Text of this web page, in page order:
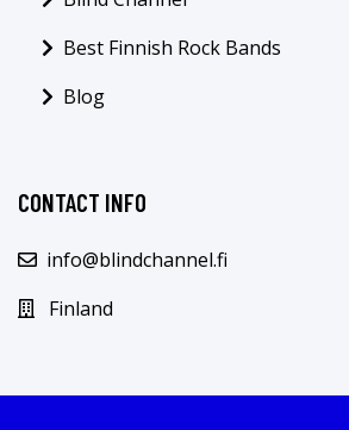
Best Finnish Rock Bands
Blog
CONTACT INFO
info@blindchannel.fi
Finland